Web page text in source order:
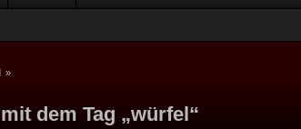
»
dem Tag „würfel“